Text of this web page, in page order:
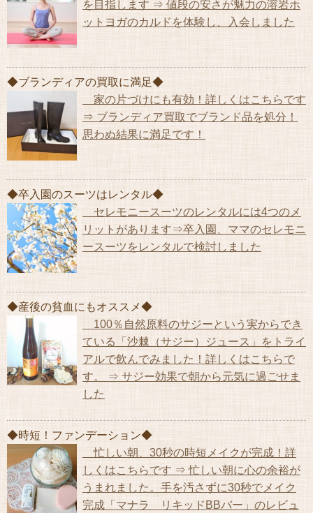
を目指します ⇒ 値段の安さが魅力の溶岩ホ
ットヨガのカルドを体験し、入会しました
◆ブランディアの買取に満足◆
家の片づけにも有効！詳しくはこちらです
⇒ ブランディア買取でブランド品を処分！
思わぬ結果に満足です！
◆卒入園のスーツはレンタル◆
セレモニースーツのレンタルには4つのメ
リットがあります⇒卒入園、ママのセレモニ
ースーツをレンタルで検討しました
◆産後の貧血にもオススメ◆
100％自然原料のサジーという実からでき
ている「沙棘（サジー）ジュース」をトライ
アルで飲んでみました！詳しくはこちらで
す。 ⇒ サジー効果で朝から元気に過ごせま
した
◆時短！ファンデーション◆
忙しい朝、30秒の時短メイクが完成！詳
しくはこちらです ⇒ 忙しい朝に心の余裕が
うまれました。手を汚さずに30秒でメイク
完成「マナラ リキッドBBバー」のレビュ